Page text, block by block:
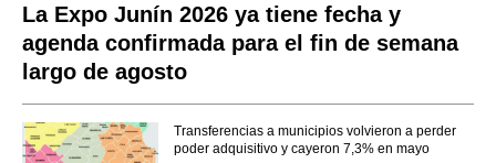
La Expo Junín 2026 ya tiene fecha y
agenda confirmada para el fin de semana
largo de agosto
Transferencias a municipios volvieron a perder
poder adquisitivo y cayeron 7,3% en mayo